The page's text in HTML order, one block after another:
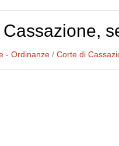
- Ordinanze / Corte di